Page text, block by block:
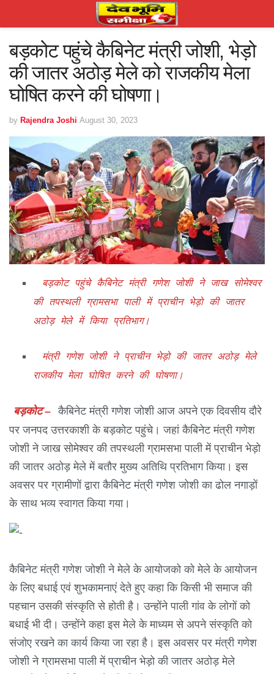
बड़कोट पहुंचे कैबिनेट मंत्री जोशी, भेड़ो
की जातर अठोड़ मेले को राजकीय मेला
घोषित करने की घोषणा।
by Rajendra Joshi August 30, 2023
बड़कोट पहुंचे कैबिनेट मंत्री गणेश जोशी ने जाख सोमेश्वर
की तपस्थली ग्रामसभा पाली में प्राचीन भेड़ो की जातर
अठोड़ मेले में किया प्रतिभाग।
मंत्री गणेश जोशी ने प्राचीन भेड़ो की जातर अठोड़ मेले
राजकीय मेला घोषित करने की घोषणा।
बड़कोट – कैबिनेट मंत्री गणेश जोशी आज अपने एक दिवसीय दौरे
पर जनपद उत्तरकाशी के बड़कोट पहुंचे। जहां कैबिनेट मंत्री गणेश
जोशी ने जाख सोमेश्वर की तपस्थली ग्रामसभा पाली में प्राचीन भेड़ो
की जातर अठोड़ मेले में बतौर मुख्य अतिथि प्रतिभाग किया। इस
अवसर पर ग्रामीणों द्वारा कैबिनेट मंत्री गणेश जोशी का ढोल नगाड़ों
के साथ भव्य स्वागत किया गया।
कैबिनेट मंत्री गणेश जोशी ने मेले के आयोजको को मेले के आयोजन
के लिए बधाई एवं शुभकामनाएं देते हुए कहा कि किसी भी समाज की
पहचान उसकी संस्कृति से होती है। उन्होंने पाली गांव के लोगों को
बधाई भी दी। उन्होंने कहा इस मेले के माध्यम से अपने संस्कृति को
संजोए रखने का कार्य किया जा रहा है। इस अवसर पर मंत्री गणेश
जोशी ने ग्रामसभा पाली में प्राचीन भेड़ो की जातर अठोड़ मेले